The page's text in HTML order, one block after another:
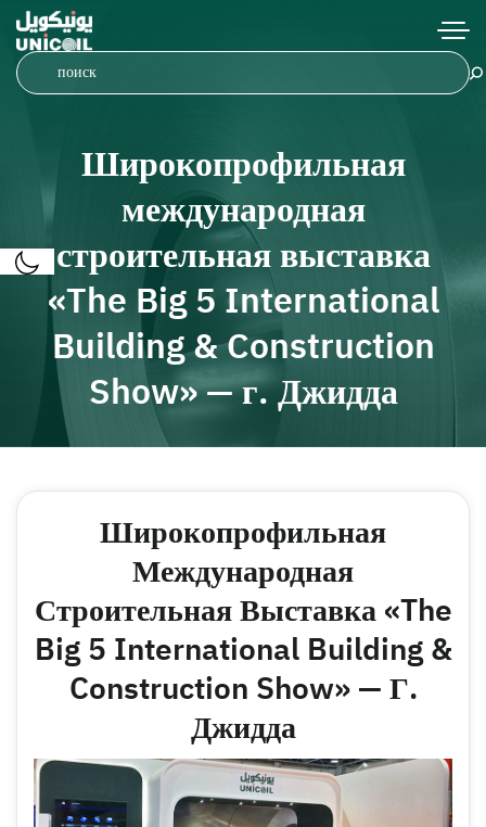
Широкопрофильная
международная
строительная выставка
«The Big 5 International
Building & Construction
Show» — г. Джидда
Широкопрофильная
Международная
Строительная Выставка «The
Big 5 International Building &
Construction Show» — Г.
Джидда